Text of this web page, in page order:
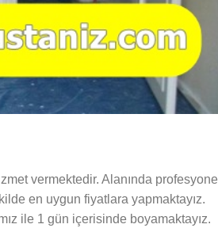
vermektedir. Alanında profesyonel
en uygun fiyatlara yapmaktayız.
ile 1 gün içerisinde boyamaktayız.